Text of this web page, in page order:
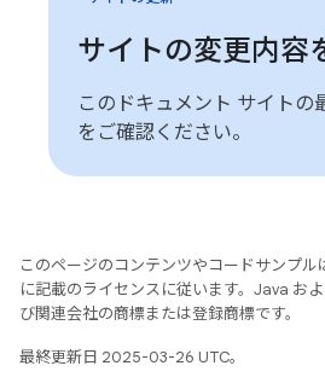
サイトの変更内容
このドキュメント サイトの
をご確認ください。
このページのコンテンツやコードサンプル
に記載のライセンスに従います。Java お
び関連会社の商標または登録商標です。
最終更新日 2025-03-26 UTC。